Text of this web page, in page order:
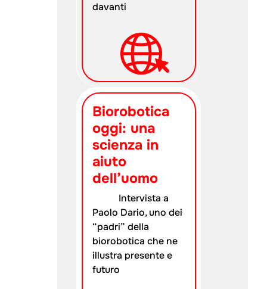
davanti
Biorobotica
oggi: una
scienza in
aiuto
dell’uomo
Intervista a
Paolo Dario, uno dei
“padri” della
biorobotica che ne
illustra presente e
futuro